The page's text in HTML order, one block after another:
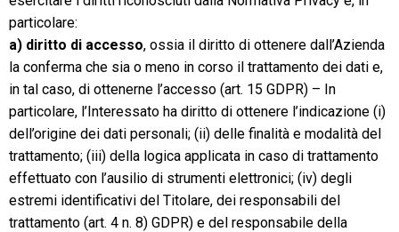
particolare:
a) diritto di accesso, ossia il diritto di ottenere dall’Azienda
la conferma che sia o meno in corso il trattamento dei dati e,
in tal caso, di ottenerne l’accesso (art. 15 GDPR) – In
particolare, l’Interessato ha diritto di ottenere l’indicazione (i)
dell’origine dei dati personali; (ii) delle finalità e modalità del
trattamento; (iii) della logica applicata in caso di trattamento
effettuato con l’ausilio di strumenti elettronici; (iv) degli
estremi identificativi del Titolare, dei responsabili del
trattamento (art. 4 n. 8) GDPR) e del responsabile della